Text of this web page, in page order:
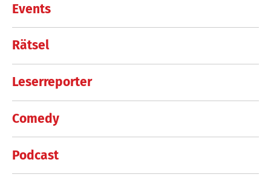
Events
Rätsel
Leserreporter
Comedy
Podcast